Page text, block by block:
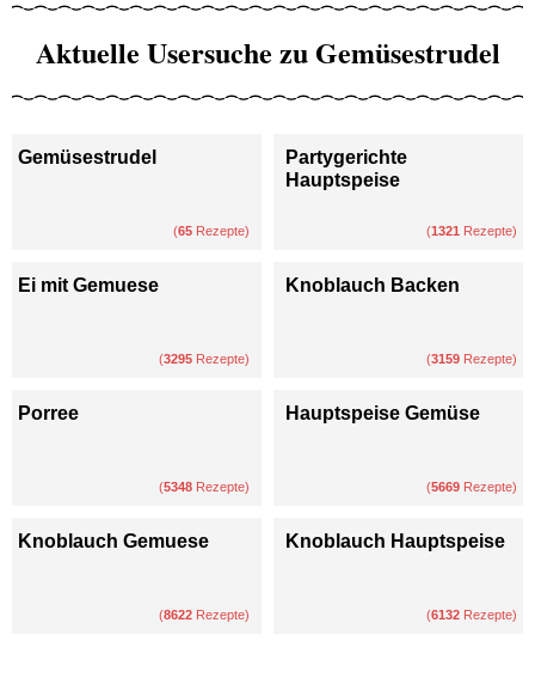
Aktuelle Usersuche zu Gemüsestrudel
Gemüsestrudel
(65 Rezepte)
Partygerichte
Hauptspeise
(1321 Rezepte)
Ei mit Gemuese
(3295 Rezepte)
Knoblauch Backen
(3159 Rezepte)
Porree
(5348 Rezepte)
Hauptspeise Gemüse
(5669 Rezepte)
Knoblauch Gemuese
(8622 Rezepte)
Knoblauch Hauptspeise
(6132 Rezepte)